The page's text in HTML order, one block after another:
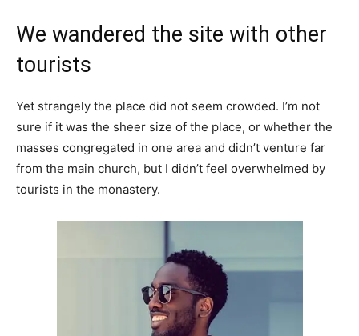
We wandered the site with other
tourists
Yet strangely the place did not seem crowded. I’m not
sure if it was the sheer size of the place, or whether the
masses congregated in one area and didn’t venture far
from the main church, but I didn’t feel overwhelmed by
tourists in the monastery.